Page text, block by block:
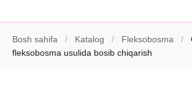
content
Bosh sahifa / Katalog / Fleksobosma /
fleksobosma usulida bosib chiqarish